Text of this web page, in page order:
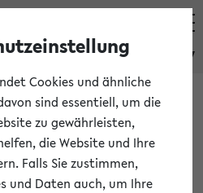
eKVV
Studies / B.A.
16/17)
Cookies und ähnliche
sind essentiell, um die
zu gewährleisten,
die Website und Ihre
Falls Sie zustimmen,
und Daten auch, um Ihre